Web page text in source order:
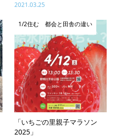
2021.03.25
1/2住む 都会と田舎の違い
「いちごの里親子マラソン
2025」